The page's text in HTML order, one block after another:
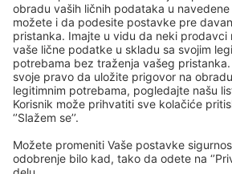
Pokušajte još jednom kad izaberete druge
Copyright © eSky.rs. Sva prava zadržana.